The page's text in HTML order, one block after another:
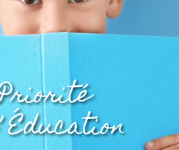
d’aujourd’hui
la société de
demain